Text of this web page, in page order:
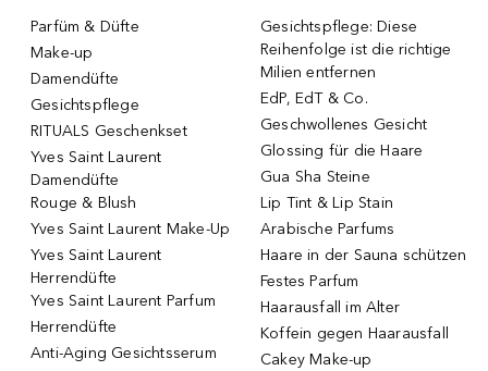
Parfüm & Düfte
Make-up
Damendüfte
Gesichtspflege
RITUALS Geschenkset
Yves Saint Laurent
Damendüfte
Rouge & Blush
Yves Saint Laurent Make-Up
Yves Saint Laurent
Herrendüfte
Yves Saint Laurent Parfum
Herrendüfte
Anti-Aging Gesichtsserum
Gesichtspflege: Diese
Reihenfolge ist die richtige
Milien entfernen
EdP, EdT & Co.
Geschwollenes Gesicht
Glossing für die Haare
Gua Sha Steine
Lip Tint & Lip Stain
Arabische Parfums
Haare in der Sauna schützen
Festes Parfum
Haarausfall im Alter
Koffein gegen Haarausfall
Cakey Make-up